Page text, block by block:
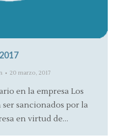
20 marzo, 2017
en la empresa Los
sancionados por la
en virtud de…